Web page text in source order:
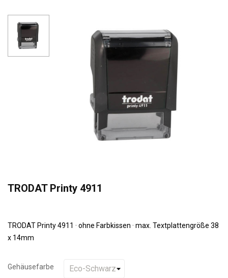
TRODAT Printy 4911
TRODAT Printy 4911 · ohne Farbkissen · max. Textplattengröße 38
x 14mm
Gehäusefarbe